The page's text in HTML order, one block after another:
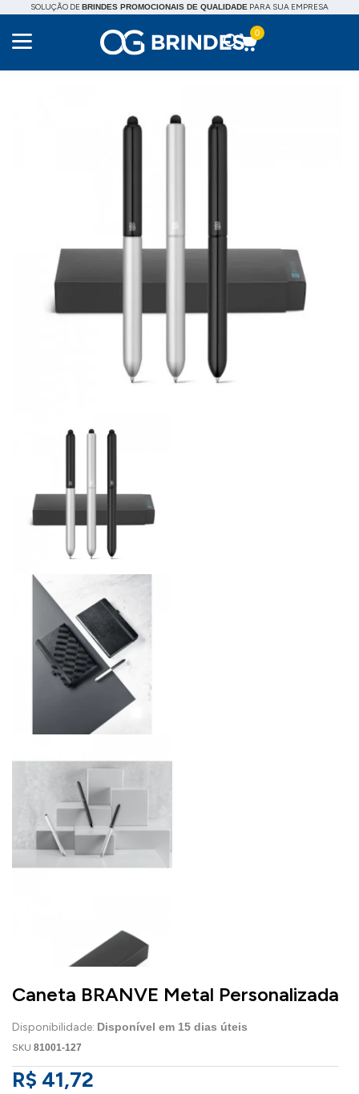
SOLUÇÃO DEBRINDES PROMOCIONAIS DE QUALIDADE PARA SUA EMPRESA
0
Caneta BRANVE Metal Personalizada
Disponibilidade: Disponível em 15 dias úteis
SKU 81001-127
R$ 41,72